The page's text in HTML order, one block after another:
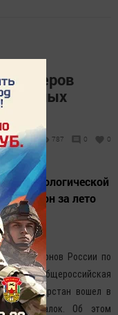
лидеров
787 0 0
экологической
регион за лето
регионов России по
общероссийская
Татарстан вошел в
свалок. Об этом